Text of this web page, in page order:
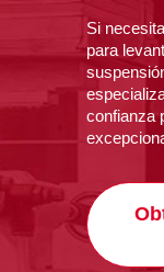
Si
para
confianza